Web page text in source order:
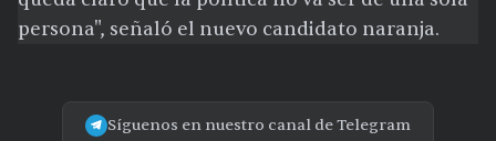
persona", señaló el nuevo candidato naranja.
Síguenos en nuestro canal de Telegram